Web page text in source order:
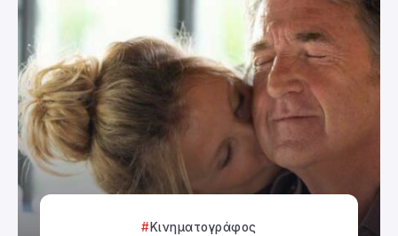
Κινηματογράφος